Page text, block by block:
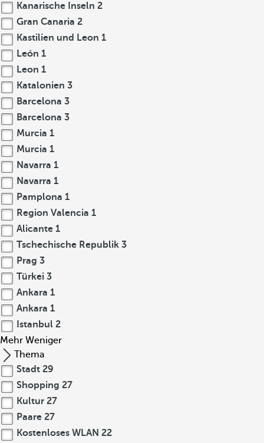
Kanarische Inseln 2
Gran Canaria 2
Kastilien und Leon 1
León 1
Leon 1
Katalonien 3
Barcelona 3
Barcelona 3
Murcia 1
Murcia 1
Navarra 1
Navarra 1
Pamplona 1
Region Valencia 1
Alicante 1
Tschechische Republik 3
Prag 3
Türkei 3
Ankara 1
Ankara 1
Istanbul 2
Mehr Weniger
Thema
Stadt 29
Shopping 27
Kultur 27
Paare 27
Kostenloses WLAN 22